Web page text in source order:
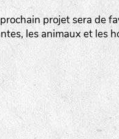
projet sera de
les animaux et les